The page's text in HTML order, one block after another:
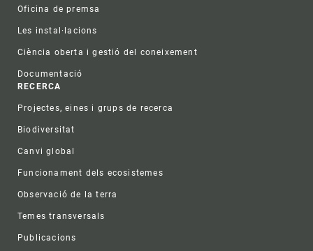
Oficina de premsa
Les instal·lacions
Ciència oberta i gestió del coneixement
Documentació
RECERCA
Projectes, eines i grups de recerca
Biodiversitat
Canvi global
Funcionament dels ecosistemes
Observació de la terra
Temes transversals
Publicacions